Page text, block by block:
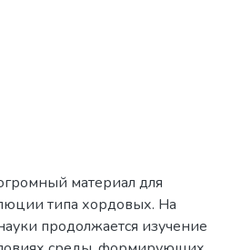
материал для
типа хордовых. На
продолжается изучение